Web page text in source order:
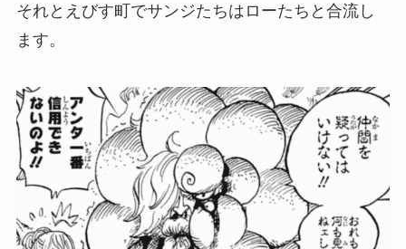
それとえびす町でサンジたちはローたちと合流し
ます。